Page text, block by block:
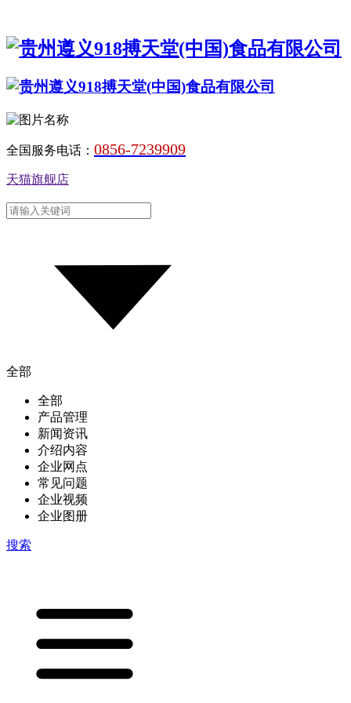
全国服务电话： 0856-7239909
天猫旗舰店
全部
全部
产品管理
新闻资讯
介绍内容
企业网点
常见问题
企业视频
企业图册
搜索